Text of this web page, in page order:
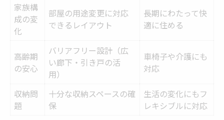
家族構
成の変
化
部屋の用途変更に対応
できるレイアウト
長期にわたって快
適に住める
高齢期
の安心
バリアフリー設計（広
い廊下・引き戸の活
用）
車椅子や介護にも
対応
収納問
題
十分な収納スペースの確
保
生活の変化にもフ
レキシブルに対応